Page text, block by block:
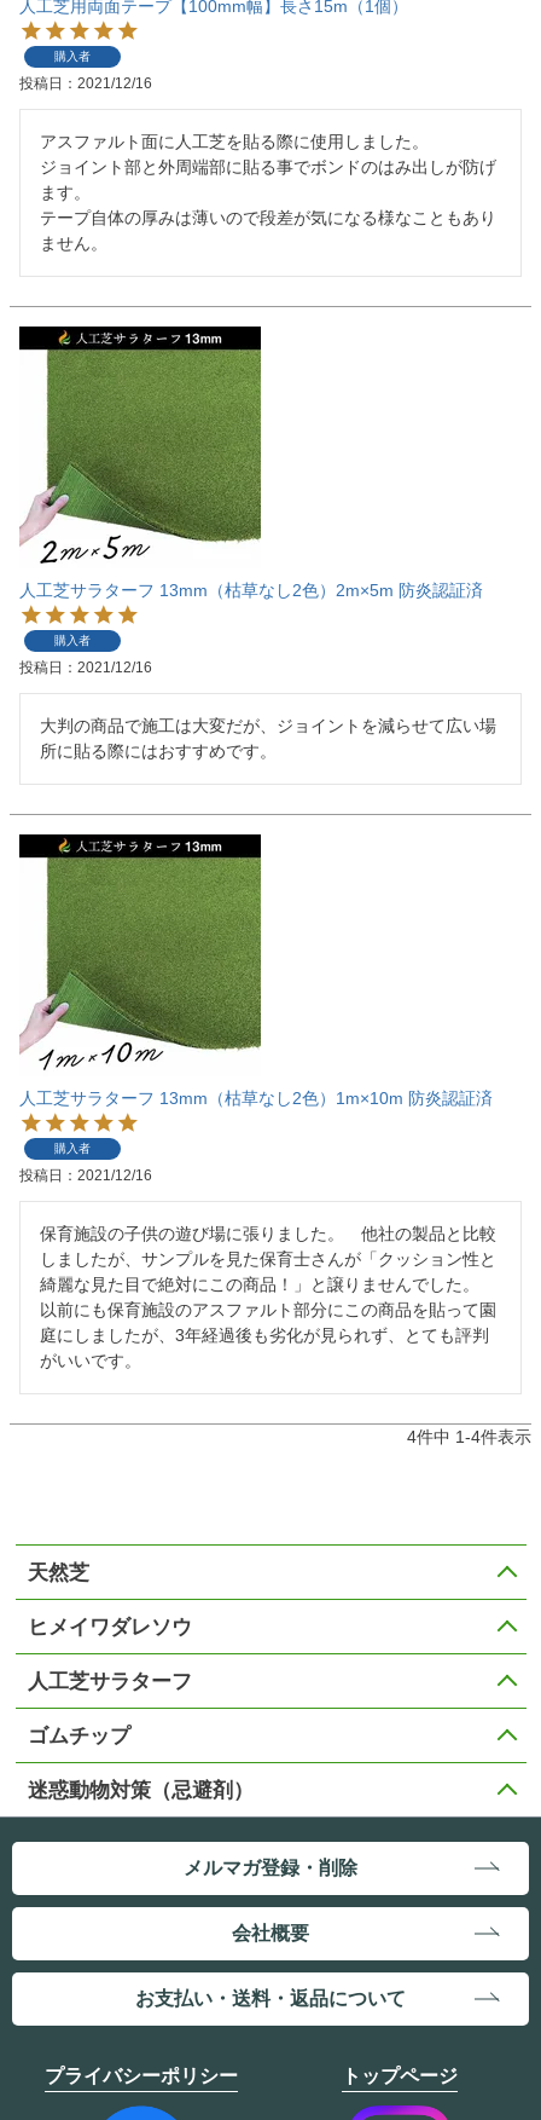
人工芝用両面テープ【100mm幅】長さ15m（1個）
購入者
投稿日 2021/12/16
アスファルト面に人工芝を貼る際に使用しました。
ジョイント部と外周端部に貼る事でボンドのはみ出しが防げ
ます。
テープ自体の厚みは薄いので段差が気になる様なこともあり
ません。
人工芝サラターフ 13mm（枯草なし2色）2m×5m 防炎認証済
購入者
投稿日 2021/12/16
大判の商品で施工は大変だが、ジョイントを減らせて広い場
所に貼る際にはおすすめです。
人工芝サラターフ 13mm（枯草なし2色）1m×10m 防炎認証済
購入者
投稿日 2021/12/16
保育施設の子供の遊び場に張りました。　他社の製品と比較
しましたが、サンプルを見た保育士さんが「クッション性と
綺麗な見た目で絶対にこの商品！」と譲りませんでした。
以前にも保育施設のアスファルト部分にこの商品を貼って園
庭にしましたが、3年経過後も劣化が見られず、とても評判
がいいです。
4件中 1-4件表示
天然芝
ヒメイワダレソウ
人工芝サラターフ
ゴムチップ
迷惑動物対策（忌避剤）
メルマガ登録・削除
会社概要
お支払い・送料・返品について
プライバシーポリシー トップページ